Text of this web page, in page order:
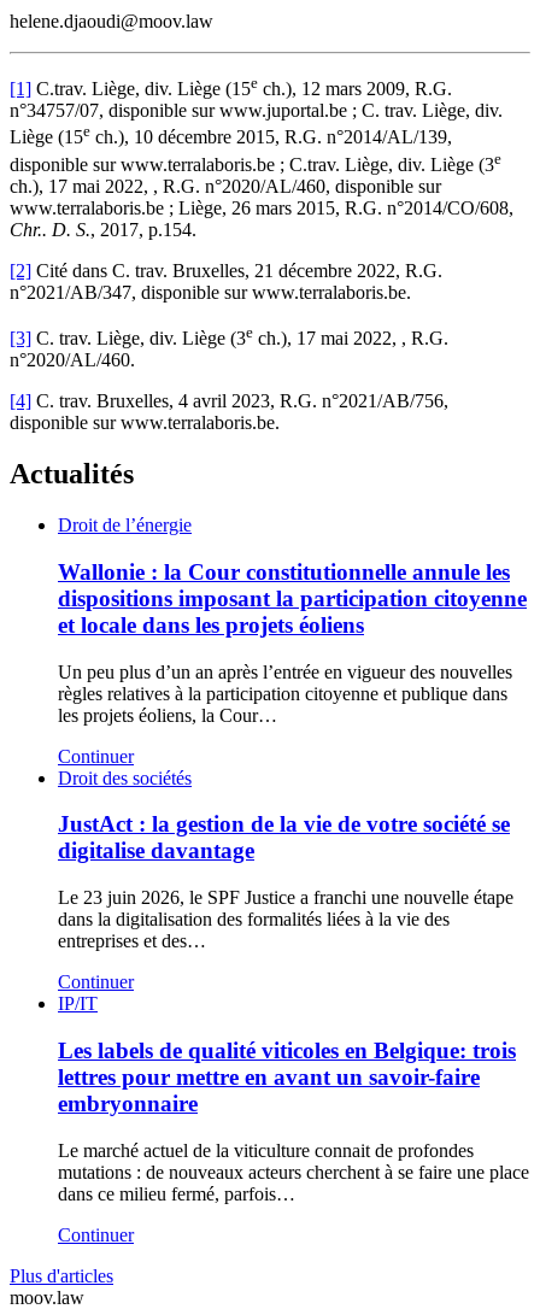
helene.djaoudi@moov.law
[1] C.trav. Liège, div. Liège (15e ch.), 12 mars 2009, R.G.
n°34757/07, disponible sur www.juportal.be ; C. trav. Liège, div.
Liège (15e ch.), 10 décembre 2015, R.G. n°2014/AL/139,
disponible sur www.terralaboris.be ; C.trav. Liège, div. Liège (3e
ch.), 17 mai 2022, , R.G. n°2020/AL/460, disponible sur
www.terralaboris.be ; Liège, 26 mars 2015, R.G. n°2014/CO/608,
Chr.. D. S., 2017, p.154.
[2] Cité dans C. trav. Bruxelles, 21 décembre 2022, R.G.
n°2021/AB/347, disponible sur www.terralaboris.be.
[3] C. trav. Liège, div. Liège (3e ch.), 17 mai 2022, , R.G.
n°2020/AL/460.
[4] C. trav. Bruxelles, 4 avril 2023, R.G. n°2021/AB/756,
disponible sur www.terralaboris.be.
Actualités
Droit de l’énergie
Wallonie : la Cour constitutionnelle annule les
dispositions imposant la participation citoyenne
et locale dans les projets éoliens
Un peu plus d’un an après l’entrée en vigueur des nouvelles
règles relatives à la participation citoyenne et publique dans
les projets éoliens, la Cour…
Continuer
Droit des sociétés
JustAct : la gestion de la vie de votre société se
digitalise davantage
Le 23 juin 2026, le SPF Justice a franchi une nouvelle étape
dans la digitalisation des formalités liées à la vie des
entreprises et des…
Continuer
IP/IT
Les labels de qualité viticoles en Belgique: trois
lettres pour mettre en avant un savoir-faire
embryonnaire
Le marché actuel de la viticulture connait de profondes
mutations : de nouveaux acteurs cherchent à se faire une place
dans ce milieu fermé, parfois…
Continuer
Plus d'articles
moov.law